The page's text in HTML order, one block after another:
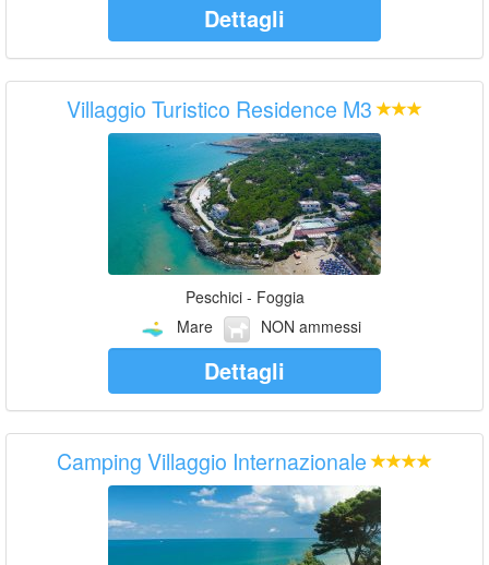
Dettagli
Villaggio Turistico Residence M3
Peschici - Foggia
Mare
NON ammessi
Dettagli
Camping Villaggio Internazionale